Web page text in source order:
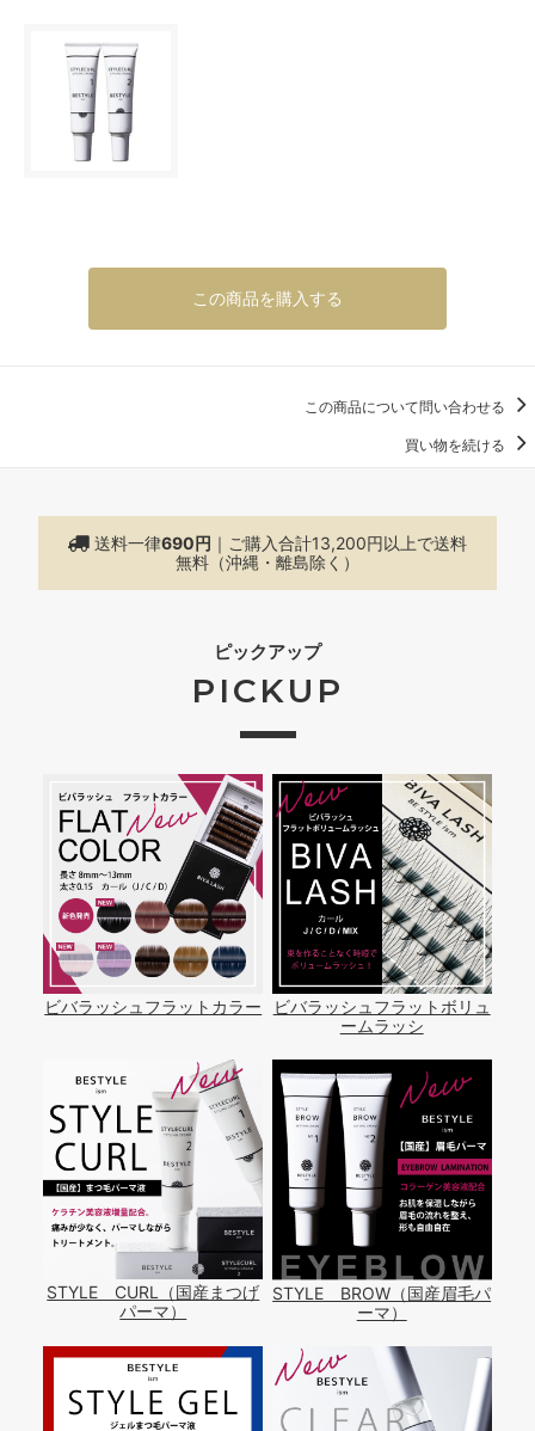
この商品を購入する
この商品について問い合わせる
買い物を続ける
送料一律690円 ｜ご購入合計13,200円以上で送料
無料（沖縄・離島除く）
ピックアップ
PICKUP
ビバラッシュフラットカラー
ビバラッシュフラットボリュ
ームラッシ
STYLE CURL（国産まつげ
パーマ）
STYLE BROW（国産眉毛パ
ーマ）